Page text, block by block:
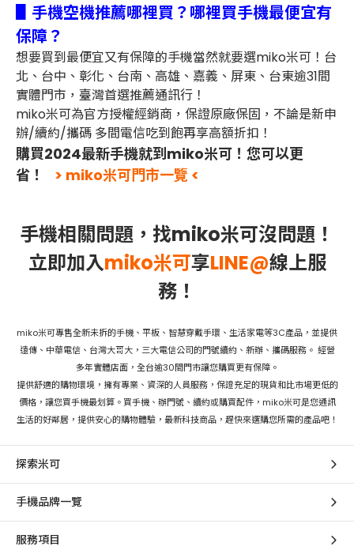
▋手機空機推薦哪裡買？哪裡買手機最便宜有
保障？
想要買到最便宜又有保障的手機當然就要選miko米可！台
北、台中、彰化、台南、高雄、嘉義、屏東、台東逾31間
實體門市，臺灣首選推薦通訊行！
miko米可為官方授權經銷商，保證原廠保固，不論是新申
辦/續約/攜碼 多間電信吃到飽再享高額折扣！
購買2024最新手機就到miko米可！您可以更
省！
> miko米可門市一覽 <
手機相關問題，找miko米可沒問題！
立即加入miko米可享LINE@線上服
務！
miko米可專售全新未拆的手機、平板、智慧穿戴手環、生活家電等3C產品，並提供
遠傳、中華電信、台灣大哥大，三大電信公司的門號續約、新辦、攜碼服務。 經營
多年實體店面，全台逾30間門市讓您購買更有保障。
提供舒適的購物環境，擁有專業、資深的人員服務，保證充足的現貨和比市場更低的
價格，讓您買手機最划算。買手機、辦門號、續約或購買配件，miko米可是您通訊
生活的好鄰居，提供安心的購物體驗，最新科技商品，趕快來選購您所需的產品吧！
探索米可
手機品牌一覽
服務項目